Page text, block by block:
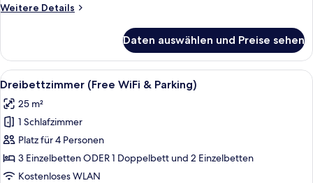
&
Weitere Details
Weitere
oder
Zweibettzimmer
(Free
&
Parking)
Daten auswählen und Preise sehen
Alle
Fotos
für
Dreibettzimmer
(Free
WiFi
&
Ein Hotelzimmer mit zwei Betten,
6
Dreibettzimmer (Free WiFi & Parking)
25 m²
1 Schlafzimmer
Platz für 4 Personen
3 Einzelbetten ODER 1 Doppelbett und 2 Einzelbetten
Kostenloses WLAN